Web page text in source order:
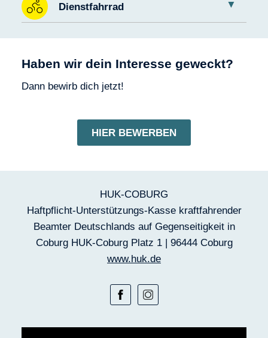
Dienstfahrrad
Haben wir dein Interesse geweckt?
Dann bewirb dich jetzt!
HIER BEWERBEN
HUK-COBURG
Haftpflicht-Unterstützungs-Kasse kraftfahrender
Beamter Deutschlands auf Gegenseitigkeit in
Coburg HUK-Coburg Platz 1 | 96444 Coburg
www.huk.de